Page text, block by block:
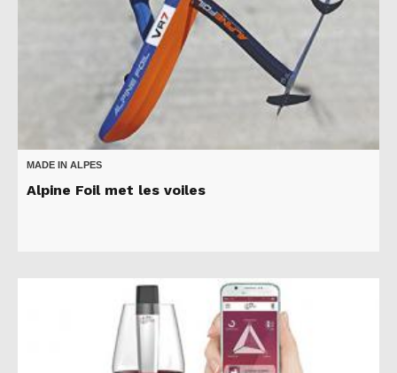
MADE IN ALPES
Alpine Foil met les voiles